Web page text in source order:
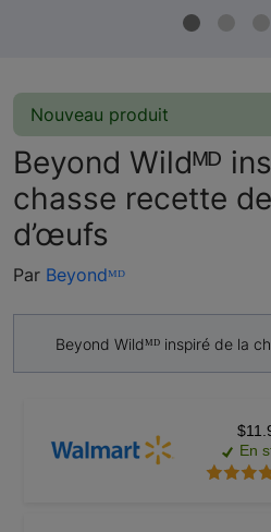
Nouveau produit
Beyond Wildᴹᴰ
chasse recette
d’œufs
Par Beyondᴹᴰ
Beyond Wildᴹᴰ
En